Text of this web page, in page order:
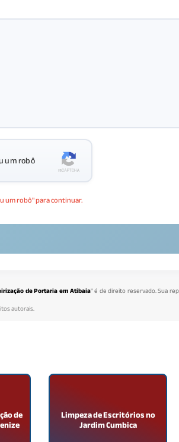
um robô
um robô" para continuar.
de Portaria em Atibaia" é de direito reservado. Sua
autorais.
de Limpeza de Escritórios no
Jardim Cumbica